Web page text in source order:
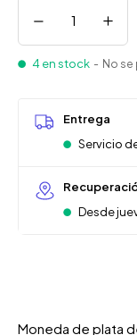
4 en stock - No se
Entrega
Servicio
Desde
Moneda de plata